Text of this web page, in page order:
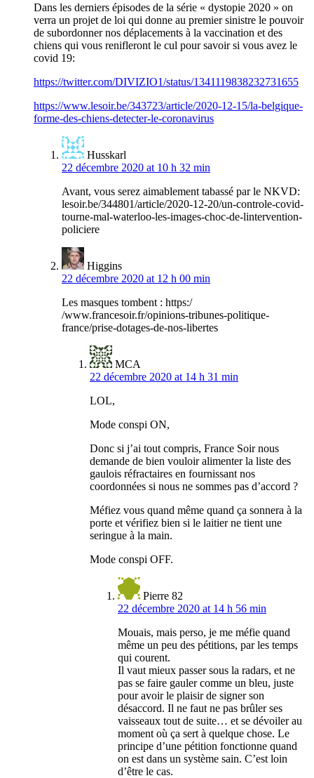
Dans les derniers épisodes de la série « dystopie 2020 » on
verra un projet de loi qui donne au premier sinistre le pouvoir
de subordonner nos déplacements à la vaccination et des
chiens qui vous renifleront le cul pour savoir si vous avez le
covid 19:
https://twitter.com/DIVIZIO1/status/1341119838232731655
https://www.lesoir.be/343723/article/2020-12-15/la-belgique-
forme-des-chiens-detecter-le-coronavirus
Husskarl
22 décembre 2020 at 10 h 32 min
Avant, vous serez aimablement tabassé par le NKVD:
lesoir.be/344801/article/2020-12-20/un-controle-covid-
tourne-mal-waterloo-les-images-choc-de-lintervention-
policiere
Higgins
22 décembre 2020 at 12 h 00 min
Les masques tombent : https:/
/www.francesoir.fr/opinions-tribunes-politique-
france/prise-dotages-de-nos-libertes
MCA
22 décembre 2020 at 14 h 31 min
LOL,
Mode conspi ON,
Donc si j’ai tout compris, France Soir nous
demande de bien vouloir alimenter la liste des
gaulois réfractaires en fournissant nos
coordonnées si nous ne sommes pas d’accord ?
Méfiez vous quand même quand ça sonnera à la
porte et vérifiez bien si le laitier ne tient une
seringue à la main.
Mode conspi OFF.
Pierre 82
22 décembre 2020 at 14 h 56 min
Mouais, mais perso, je me méfie quand
même un peu des pétitions, par les temps
qui courent.
Il vaut mieux passer sous la radars, et ne
pas se faire gauler comme un bleu, juste
pour avoir le plaisir de signer son
désaccord. Il ne faut ne pas brûler ses
vaisseaux tout de suite… et se dévoiler au
moment où ça sert à quelque chose. Le
principe d’une pétition fonctionne quand
on est dans un système sain. C’est loin
d’être le cas.